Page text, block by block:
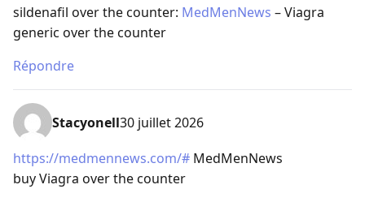
sildenafil over the counter: MedMenNews – Viagra
generic over the counter
Répondre
Stacyonell30 juillet 2026
https://medmennews.com/# MedMenNews
buy Viagra over the counter